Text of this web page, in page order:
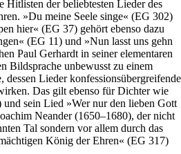
Hitlisten der beliebtesten Lieder des
»Du meine Seele singe« (EG 302)
hier« (EG 37) gehört ebenso dazu
(EG 11) und »Nun lasst uns gehn
Paul Gerhardt in seiner elementaren
Bildsprache unbewusst zu einem
dessen Lieder konfessionsübergreifende
Das gilt ebenso für Dichter wie
sein Lied »Wer nur den lieben Gott
Neander (1650–1680), der nicht
Tal sondern vor allem durch das
König der Ehren« (EG 317)